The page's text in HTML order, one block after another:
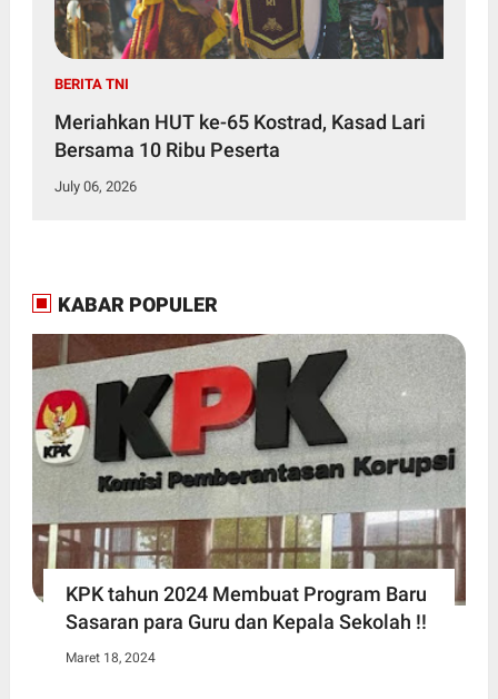
BERITA TNI
Meriahkan HUT ke-65 Kostrad, Kasad Lari
Bersama 10 Ribu Peserta
July 06, 2026
KABAR POPULER
KPK tahun 2024 Membuat Program Baru
Sasaran para Guru dan Kepala Sekolah !!
Maret 18, 2024